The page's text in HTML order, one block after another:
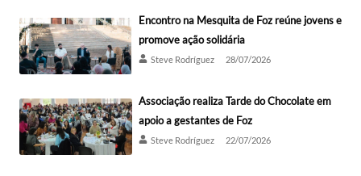
Encontro na Mesquita de Foz reúne jovens e
promove ação solidária
Steve Rodríguez 28/07/2026
Associação realiza Tarde do Chocolate em
apoio a gestantes de Foz
Steve Rodríguez 22/07/2026